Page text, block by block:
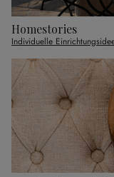
Homestories
Individuelle